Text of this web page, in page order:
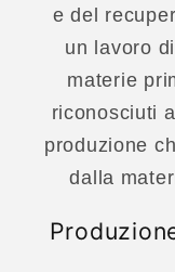
e del
un lavoro
materie
riconosciuti
produzione
dalla